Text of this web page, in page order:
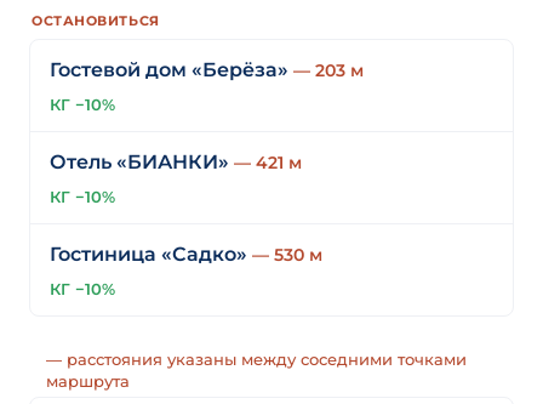
ОСТАНОВИТЬСЯ
Гостевой дом «Берёза» — 203 м
КГ −10%
Отель «БИАНКИ» — 421 м
КГ −10%
Гостиница «Садко» — 530 м
КГ −10%
— расстояния указаны между соседними точками
маршрута